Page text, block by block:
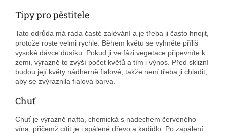
Tipy pro pěstitele
Tato odrůda má ráda časté zalévání a je třeba ji často hnojit,
protože roste velmi rychle. Během květu se vyhněte příliš
vysoké dávce dusíku. Pokud ji ve fázi vegetace připevníte k
zemi, výrazně to zvýší počet květů a tím i výnos. Před sklizní
budou její květy nádherně fialové, takže není třeba ji chladit,
aby se zvýraznila fialová barva.
Chuť
Chuť je výrazně nafta, chemická s nádechem červeného
vína, přičemž cítit je i spálené dřevo a kadidlo. Po zapálení